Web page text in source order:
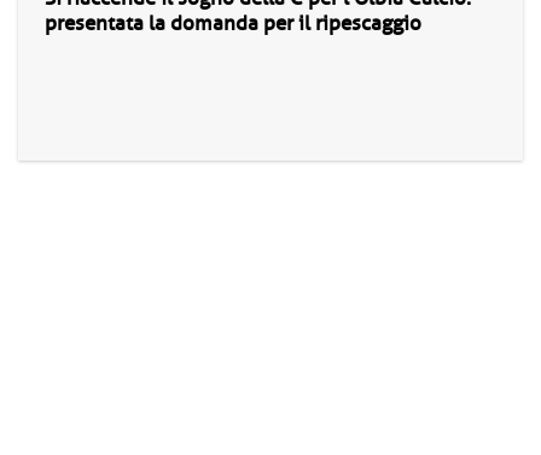
presentata la domanda per il ripescaggio